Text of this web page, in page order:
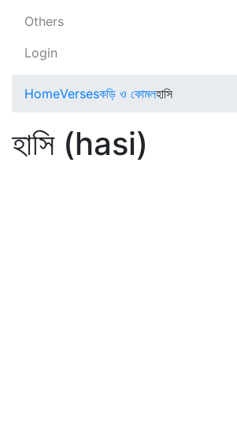
Others
Login
HomeVersesকড়ি ও কোমলহাসি
হাসি (hasi)